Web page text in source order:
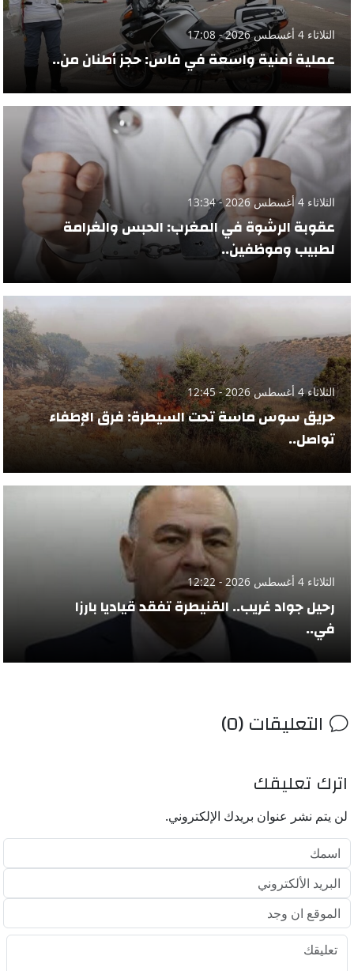
الثلاثاء 4 أغسطس 2026 - 17:08
عملية أمنية واسعة في فاس: حجز أطنان من..
الثلاثاء 4 أغسطس 2026 - 13:34
عقوبة الرشوة في المغرب: الحبس والغرامة
لطبيب وموظفين..
الثلاثاء 4 أغسطس 2026 - 12:45
حريق سوس ماسة تحت السيطرة: فرق الإطفاء
تواصل..
الثلاثاء 4 أغسطس 2026 - 12:22
رحيل جواد غريب.. القنيطرة تفقد قياديا بارزا
في..
التعليقات (0)
اترك تعليقك
لن يتم نشر عنوان بريدك الإلكتروني.